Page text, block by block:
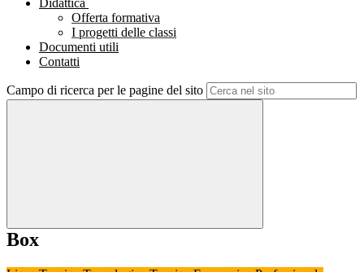
Didattica
Offerta formativa
I progetti delle classi
Documenti utili
Contatti
Campo di ricerca per le pagine del sito
Box